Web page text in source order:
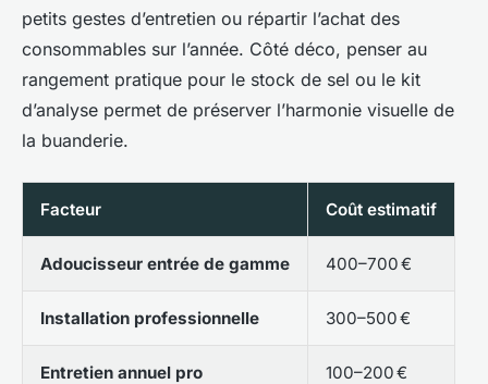
petits gestes d’entretien ou répartir l’achat des
consommables sur l’année. Côté déco, penser au
rangement pratique pour le stock de sel ou le kit
d’analyse permet de préserver l’harmonie visuelle de
la buanderie.
Facteur Coût estimatif
Adoucisseur entrée de gamme 400–700 €
Installation professionnelle 300–500 €
Entretien annuel pro 100–200 €